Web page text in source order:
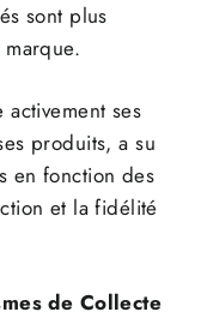
sont plus
ses
produits, a su
en fonction des
et la fidélité
de Collecte